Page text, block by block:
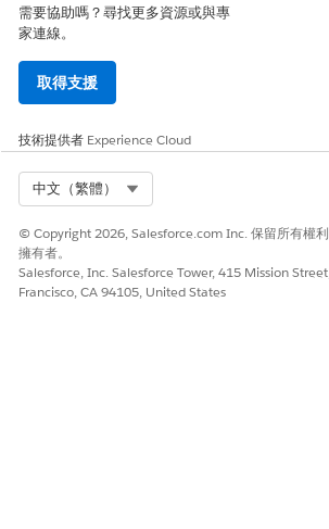
需要協助嗎？尋找更多資源或與專
家連線。
取得支援
技術提供者 Experience Cloud
中文（繁體）
© Copyright 2026, Salesforce.com Inc. 保留所有權
擁有者。
Salesforce, Inc. Salesforce Tower, 415 Mission
Francisco, CA 94105, United States